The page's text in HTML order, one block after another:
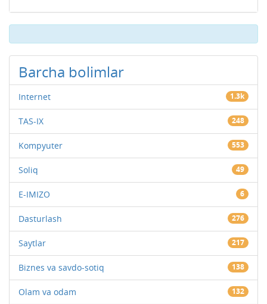
Barcha bolimlar
Internet 1.3k
TAS-IX 248
Kompyuter 553
Soliq 49
E-IMIZO 6
Dasturlash 276
Saytlar 217
Biznes va savdo-sotiq 138
Olam va odam 132